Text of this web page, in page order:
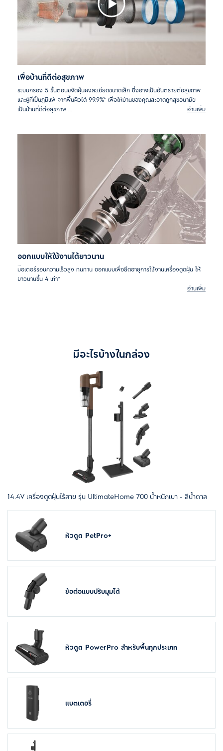
เพื่อบ้านที่ดีต่อสุขภาพ
ระบบกรอง 5 ขั้นตอนขจัดฝุ่นผงละเอียดขนาดเล็ก ซึ่งอาจเป็นอันตรายต่อสุขภาพ
และผู้ที่เป็นภูมิแพ้ จากพื้นผิวได้ 99.9%* เพื่อให้บ้านของคุณสะอาดถูกสุขอนามัย
เป็นบ้านที่ดีต่อสุขภาพ
อ่านเพิ่ม
ออกแบบให้ใช้งานได้ยาวนาน
มอเตอร์รอบความเร็วสูง ทนทาน ออกแบบเพื่อยืดอายุการใช้งานเครื่องดูดฝุ่น ให้
ยาวนานขึ้น 4 เท่า*
อ่านเพิ่ม
มีอะไรบ้างในกล่อง
14.4V เครื่องดูดฝุ่นไร้สาย รุ่น UltimateHome 700 น้ำหนักเบา - สีน้ำตาล
หัวดูด PetPro+
ข้อต่อแบบปรับมุมได้
หัวดูด PowerPro สำหรับพื้นทุกประเภท
แบตเตอรี่